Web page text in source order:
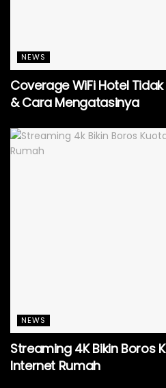
NEWS
Coverage WiFi Hotel
& Cara Mengatasinya
NEWS
Streaming 4K Bikin Boros
Internet Rumah